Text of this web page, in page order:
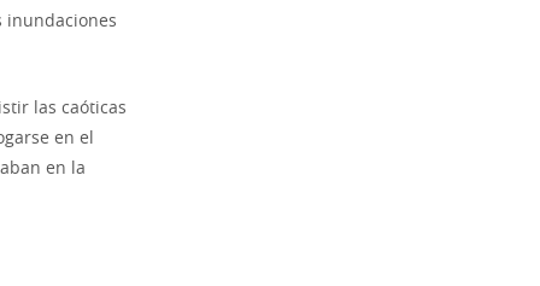
inundaciones
las caóticas
en el
en la